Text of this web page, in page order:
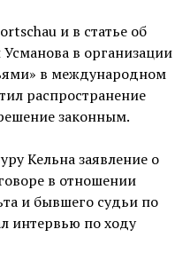
и в статье об
в организации
в международном
распространение
законным.
Кельна заявление о
в отношении
и бывшего судьи по
интервью по ходу